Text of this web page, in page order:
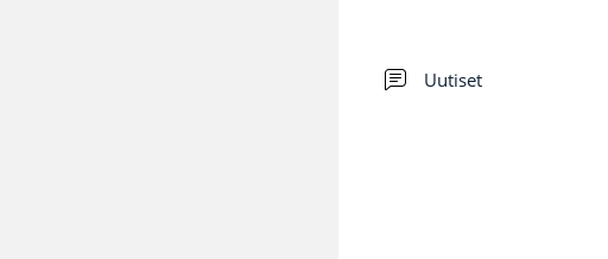
Uutiset